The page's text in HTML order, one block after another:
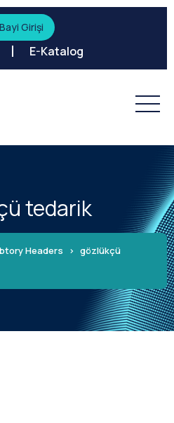
Bayi Girişi
E-Katalog
tedarik
Headers > gözlükçü